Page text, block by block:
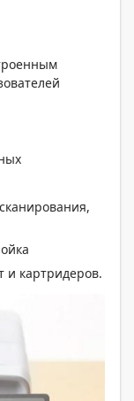
и картридеров.